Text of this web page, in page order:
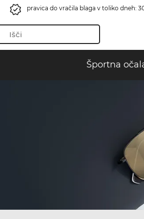
pravica do vračila blaga v toliko dneh:
Športna